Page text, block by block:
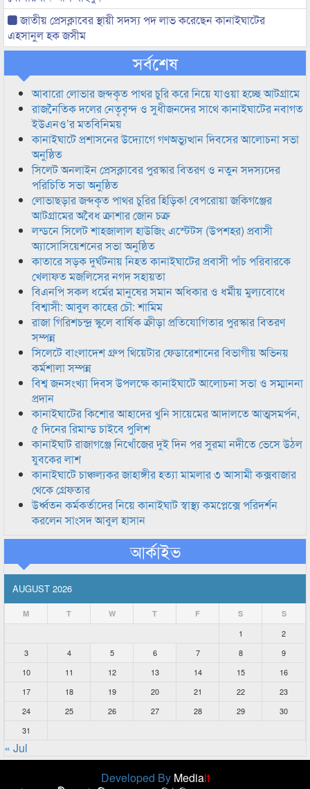
জাতীয় প্রেসক্লাবের স্থায়ী সদস্য পদ লাভ করেছেন কানাইঘাটের
এহসানুল হক জসীম
সর্বশেষ
আবারো লোভার জব্দকৃত পাথর চুরি করে নিয়ে যাওয়া হচ্ছে আটগ্রামে
রাজনৈতিক দলের নেতৃবৃন্দ ও সুধীজনদের সাথে কানাইঘাটের নবাগত
ইউএনও’র মতবিনিময়
কানাইঘাটে প্রশাসনের উদ্যোগে গণঅভ্যুত্থান দিবসের আলোচনা সভা
অনুষ্ঠিত
সিলেট অনলাইন প্রেসক্লাবের পুরস্কার বিতরণ ও নতুন সদস্যদের
পরিচিতি সভা অনুষ্ঠিত
লোভাছড়ার জব্দকৃত পাথর চুরির হিড়িক! বেপরোয়া জকিগঞ্জের
আটগ্রামের অবৈধ ক্রাশার জোন চক্র
লন্ডনে সিলেট শাহজালাল হাউজিং এস্টেটস (উপশহর) প্রবাসী
অ্যাসোসিয়েশনের সভা অনুষ্ঠিত
কাতারে সড়ক দুর্ঘটনায় নিহত কানাইঘাটের প্রবাসী পাঁচ পরিবারকে
খেলাফত মজলিসের নগদ সহায়তা
বিএনপি সকল ধর্মের মানুষের সমান অধিকার ও ধর্মীয় মুল্যবোধে
বিশ্বাসী: আবুল কাহের চৌ: শামিম
রাজা গিরিশচন্দ্র স্কুলে বার্ষিক ক্রীড়া প্রতিযোগিতার পুরস্কার বিতরণ
সম্পন্ন
সিলেটে বাংলাদেশ গ্রুপ থিয়েটার ফেডারেশানের বিভাগীয় অভিনয়
কর্মশালা সম্পন্ন
বিশ্ব জনসংখ্যা দিবস উপলক্ষে কানাইঘাটে আলোচনা সভা ও সম্মাননা
প্রদান
কানাইঘাটের কিশোর আহাদের খুনি সায়েমের আদালতে আত্মসমর্পন,
৫ দিনের রিমান্ড চাইবে পুলিশ
কানাইঘাট রাজাগঞ্জে নিখোঁজের দুই দিন পর সুরমা নদীতে ভেসে উঠল
যুবকের লাশ
কানাইঘাটে চাঞ্চল্যকর জাহাঙ্গীর হত্যা মামলার ৩ আসামী কক্সবাজার
থেকে গ্রেফতার
উর্ধ্বতন কর্মকর্তাদের নিয়ে কানাইঘাট স্বাস্থ্য কমপ্লেক্সে পরিদর্শন
করলেন সাংসদ আবুল হাসান
আর্কাইভ
AUGUST 2026
M T W T F S S
1
2
3
4 5 6 7 8
9
10
11 12 13 14 15
16
17
18 19 20 21 22
23
24
25 26 27 28 29
30
31
« Jul
Developed By Mediait